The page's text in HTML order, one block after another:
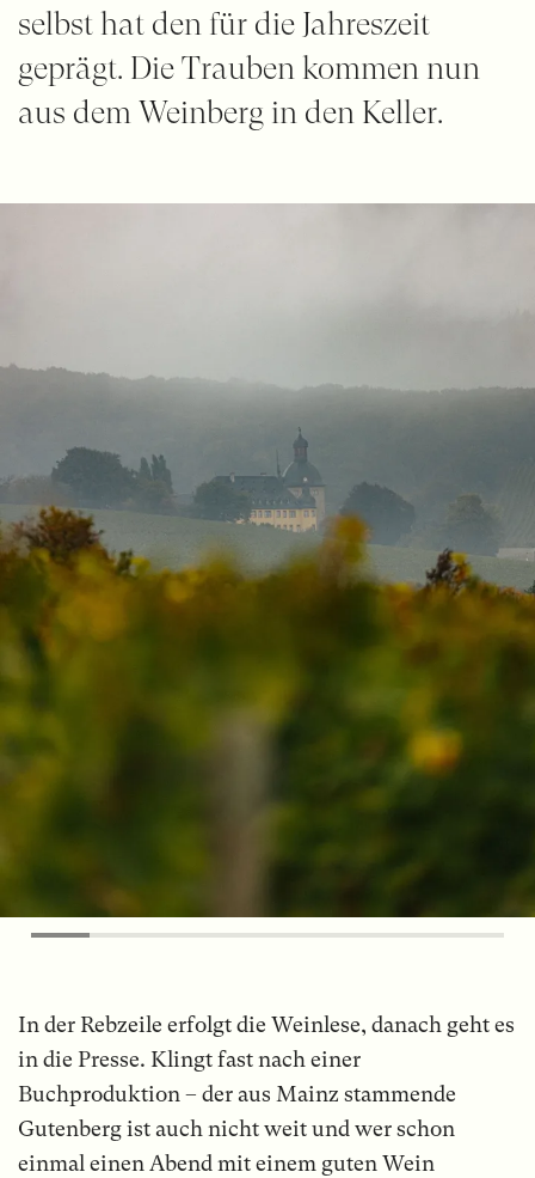
selbst hat den für die Jahreszeit
geprägt. Die Trauben kommen nun
aus dem Weinberg in den Keller.
In der Rebzeile erfolgt die Weinlese, danach geht es
in die Presse. Klingt fast nach einer
Buchproduktion – der aus Mainz stammende
Gutenberg ist auch nicht weit und wer schon
einmal einen Abend mit einem guten Wein